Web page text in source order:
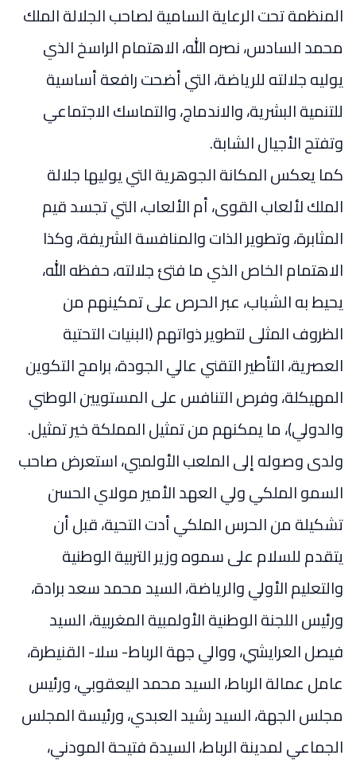
المنظمة تحت الرعاية السامية لصاحب الجلالة الملك
محمد السادس، نصره الله، الاهتمام الراسخ الذي
يوليه جلالته للرياضة، التي أضحت رافعة أساسية
للتنمية البشرية، والاندماج، والتماسك الاجتماعي
وتفتح الأجيال الشابة.
كما يعكس المكانة الجوهرية التي يوليها جلالة
الملك لألعاب القوى، أم الألعاب، التي تجسد قيم
المثابرة، وتطوير الذات والمنافسة الشريفة، وكذا
الاهتمام الخاص الذي ما فتئ جلالته، حفظه الله،
يحيط به الشباب، عبر الحرص على تمكينهم من
الظروف المثلى لتطوير ذواتهم (البنيات التحتية
العصرية، التأطير التقني عالي الجودة، برامج التكوين
المهيكلة، وفرص التنافس على المستويين الوطني
والدولي)، ما يمكنهم من تمثيل المملكة خير تمثيل.
ولدى وصوله إلى الملعب الأولمبي، استعرض صاحب
السمو الملكي ولي العهد الأمير مولاي الحسن
تشكيلة من الحرس الملكي أدت التحية، قبل أن
يتقدم للسلام على سموه وزير التربية الوطنية
والتعليم الأولي والرياضة، السيد محمد سعد برادة،
ورئيس اللجنة الوطنية الأولمبية المغربية، السيد
فيصل العرايشي، ووالي جهة الرباط- سلا- القنيطرة،
عامل عمالة الرباط، السيد محمد اليعقوبي، ورئيس
مجلس الجهة، السيد رشيد العبدي، ورئيسة المجلس
الجماعي لمدينة الرباط، السيدة فتيحة المودني،